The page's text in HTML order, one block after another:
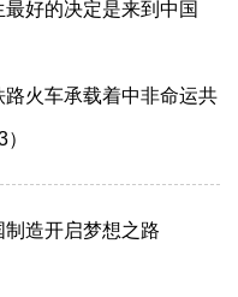
好的决定是来到中国
火车承载着中非命运共
造开启梦想之路